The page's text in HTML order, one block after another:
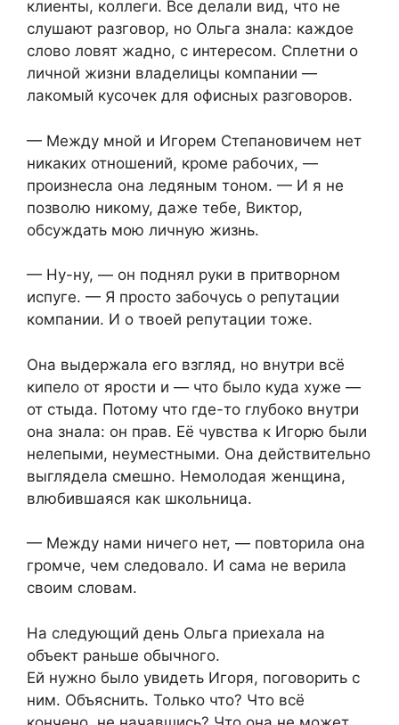
клиенты, коллеги. Все делали вид, что не
слушают разговор, но Ольга знала: каждое
слово ловят жадно, с интересом. Сплетни о
личной жизни владелицы компании —
лакомый кусочек для офисных разговоров.
— Между мной и Игорем Степановичем нет
никаких отношений, кроме рабочих, —
произнесла она ледяным тоном. — И я не
позволю никому, даже тебе, Виктор,
обсуждать мою личную жизнь.
— Ну-ну, — он поднял руки в притворном
испуге. — Я просто забочусь о репутации
компании. И о твоей репутации тоже.
Она выдержала его взгляд, но внутри всё
кипело от ярости и — что было куда хуже —
от стыда. Потому что где-то глубоко внутри
она знала: он прав. Её чувства к Игорю были
нелепыми, неуместными. Она действительно
выглядела смешно. Немолодая женщина,
влюбившаяся как школьница.
— Между нами ничего нет, — повторила она
громче, чем следовало. И сама не верила
своим словам.
На следующий день Ольга приехала на
объект раньше обычного.
Ей нужно было увидеть Игоря, поговорить с
ним. Объяснить. Только что? Что всё